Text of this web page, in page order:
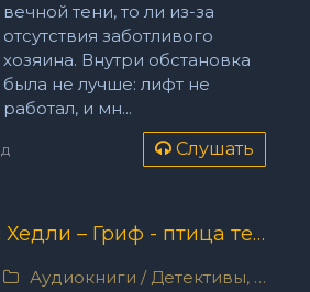
вечной тени, то ли из-за
отсутствия заботливого
хозяина. Внутри обстановка
была не лучше: лифт не
работал, и мн...
Слушать
Чейз Джеймс Хедли – Гриф - птица терпеливая
Аудиокниги / Детективы, триллеры